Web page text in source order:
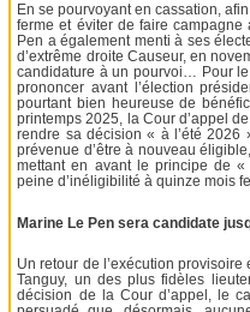
En se pourvoyant en cassation,
ferme et éviter de faire
Pen a également menti à ses
d’extrême droite Causeur, en
candidature à un pourvoi… Pour
prononcer avant l’élection
pourtant bien heureuse de
printemps 2025, la Cour d’appel
rendre sa décision « à l’été
prévenue d’être à nouveau
mettant en avant le principe de
peine d’inéligibilité à quinze mois
Marine Le Pen sera candidate
Un retour de l’exécution
Tanguy, un des plus fidèles
décision de la Cour d’appel, le